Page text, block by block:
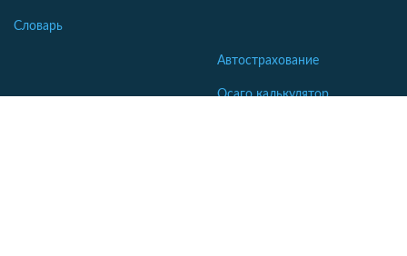
Словарь
Автострахование
Осаго калькулятор